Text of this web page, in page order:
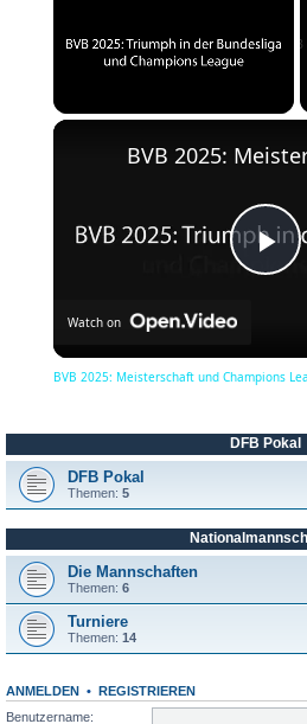
P
V
d
Watch on
BVB 2025: Meisterschaft und Champions
DFB Pokal
DFB Pokal
Themen: 5
Die Mannschaften
Themen: 6
Turniere
Themen: 14
ANMELDEN •
REGISTRIEREN
Benutzername: